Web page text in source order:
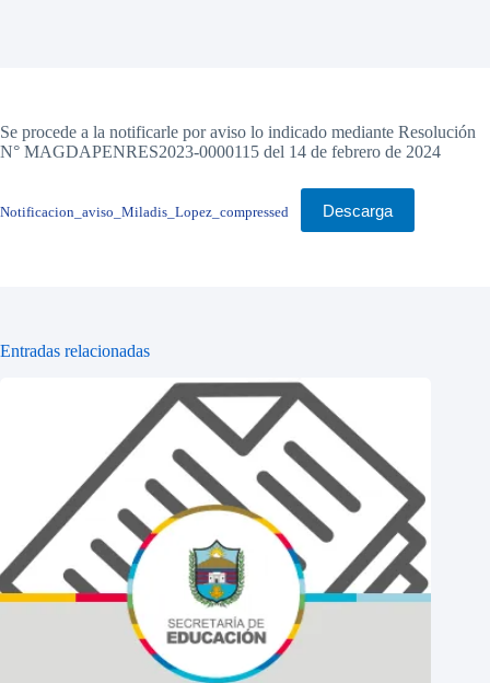
Se procede a la notificarle por aviso lo indicado mediante Resolución
N° MAGDAPENRES2023-0000115 del 14 de febrero de 2024
Notificacion_aviso_Miladis_Lopez_compressed Descarga
Entradas relacionadas